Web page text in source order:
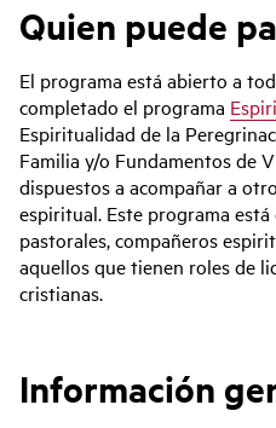
Quien puede
El programa está abierto a
completado el programa
Espiritualidad de la
Familia y/o Fundamentos de
dispuestos a acompañar a
espiritual. Este programa
pastorales, compañeros
aquellos que tienen roles de
cristianas.
Información